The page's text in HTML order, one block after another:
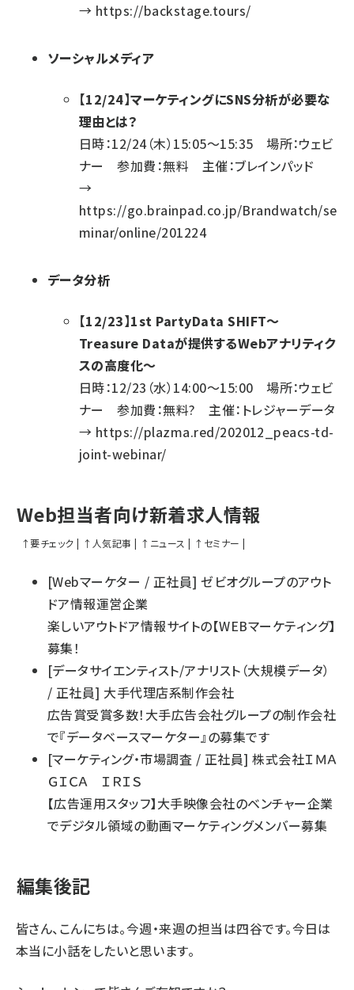
→ https://backstage.tours/
ソーシャルメディア
【12/24】マーケティングにSNS分析が必要な
理由とは？
日時：12/24（木）15:05～15:35 場所：ウェビ
ナー 参加費：無料 主催：ブレインパッド
→
https://go.brainpad.co.jp/Brandwatch/se
minar/online/201224
データ分析
【12/23】1st PartyData SHIFT～
Treasure Dataが提供するWebアナリティク
スの高度化～
日時：12/23（水）14:00～15:00 場所：ウェビ
ナー 参加費：無料? 主催：トレジャーデータ
→ https://plazma.red/202012_peacs-td-
joint-webinar/
Web担当者向け新着求人情報
↑要チェック | ↑ 人気記事 | ↑ ニュース | ↑ セミナー |
[Webマーケター / 正社員]ゼビオグループのアウト
ドア情報運営企業
楽しいアウトドア情報サイトの【WEBマーケティング】
募集！
[データサイエンティスト/アナリスト（大規模データ）
/ 正社員] 大手代理店系制作会社
広告賞受賞多数！大手広告会社グループの制作会社
で『データベースマーケター』の募集です
[マーケティング・市場調査 / 正社員]株式会社ＩＭＡ
ＧＩＣＡ ＩＲＩＳ
【広告運用スタッフ】大手映像会社のベンチャー企業
でデジタル領域の動画マーケティングメンバー募集
編集後記
皆さん、こんにちは。今週・来週の担当は四谷です。今日は
本当に小話をしたいと思います。